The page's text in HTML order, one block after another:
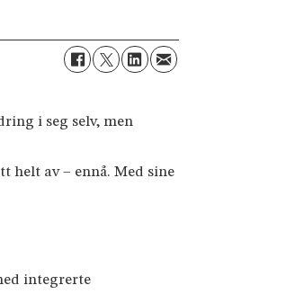
i seg selv, men
helt av – ennå. Med sine
integrerte